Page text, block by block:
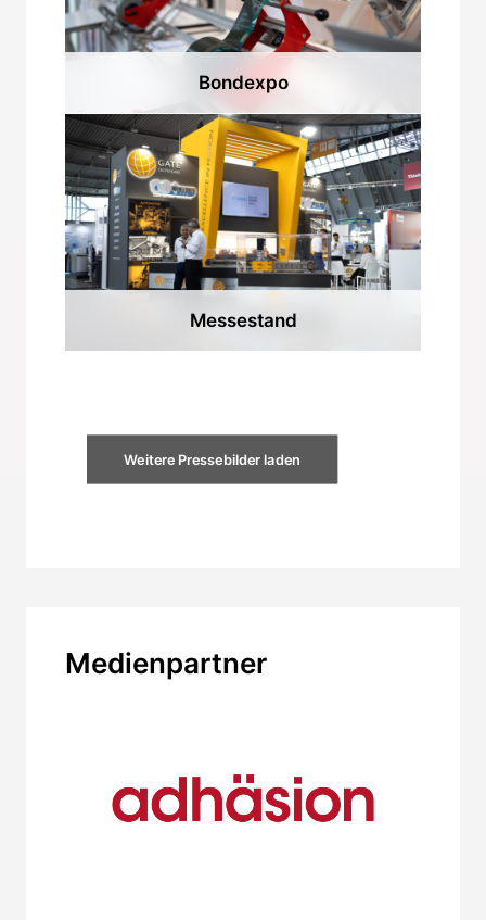
Bondexpo
Messestand
Weitere Pressebilder laden
Medienpartner